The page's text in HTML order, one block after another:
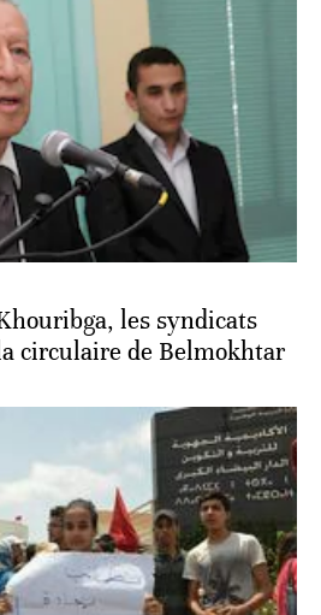
les syndicats
circulaire de Belmokhtar